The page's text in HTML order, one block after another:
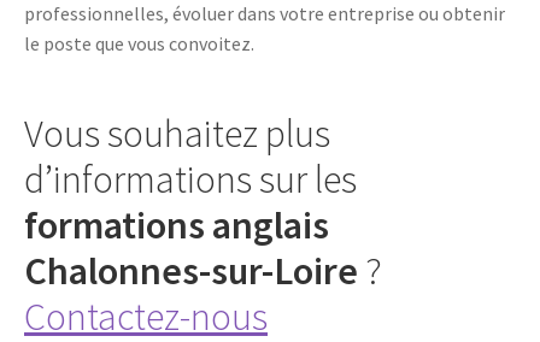
professionnelles, évoluer dans votre entreprise ou obtenir
le poste que vous convoitez.
Vous souhaitez plus
d’informations sur les
formations anglais
Chalonnes-sur-Loire ?
Contactez-nous